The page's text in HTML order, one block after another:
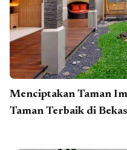
Menciptakan Taman
Taman Terbaik di